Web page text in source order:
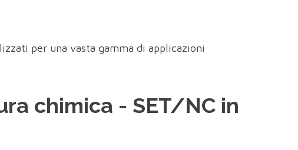
per una vasta gamma di applicazioni
chimica - SET/NC in